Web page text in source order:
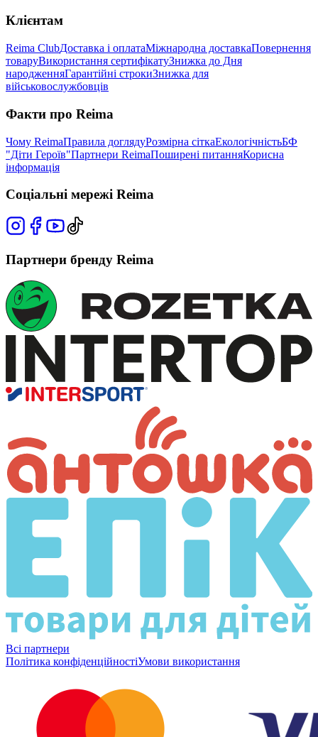
Клієнтам
Reima ClubДоставка і оплатаМіжнародна доставкаПовернення
товаруВикористання сертифікатуЗнижка до Дня
народженняГарантійні строкиЗнижка для
військовослужбовців
Факти про Reima
Чому ReimaПравила доглядуРозмірна сіткаЕкологічністьБФ
"Діти Героїв"Партнери ReimaПоширені питанняКорисна
інформація
Соціальні мережі Reima
Партнери бренду Reima
Всі партнери
Політика конфіденційностіУмови використання